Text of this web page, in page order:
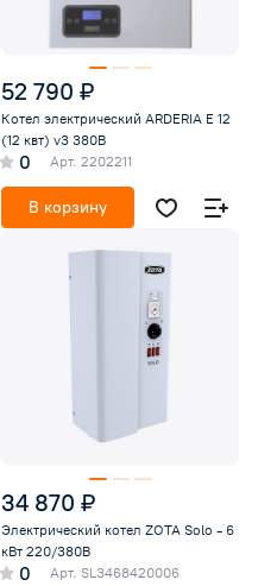
52 790 ₽
Котел электрический ARDERIA E 12
(12 квт) v3 380В
0 Арт. 2202211
В корзину
34 870 ₽
Электрический котел ZOTA Solo - 6
кВт 220/380В
0 Арт. SL3468420006